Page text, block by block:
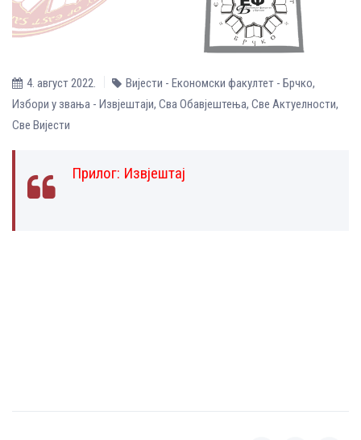
4. август 2022. Вијести - Економски факултет - Брчко,
Избори у звања - Извјештаји, Сва Обавјештења, Све Aктуелности,
Све Вијести
Прилог: Извјештај